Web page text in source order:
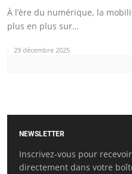
À l’ère du numérique, la
plus en plus sur…
29 décembre 2025
NEWSLETTER
Inscrivez-vous pour
directement dans votre